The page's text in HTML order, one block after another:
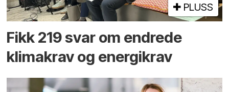
PLUSS
Fikk 219 svar om endrede
klimakrav og energikrav